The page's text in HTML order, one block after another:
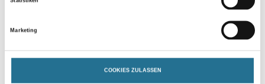
Marketing
COOKIES ZULASSEN
PRODUKTEIGENSCHAFTEN